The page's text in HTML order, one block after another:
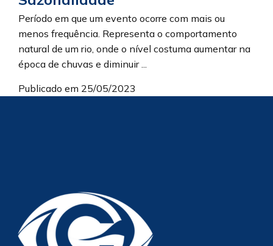
Período em que um evento ocorre com mais ou
menos frequência. Representa o comportamento
natural de um rio, onde o nível costuma aumentar na
época de chuvas e diminuir ...
Publicado em 25/05/2023